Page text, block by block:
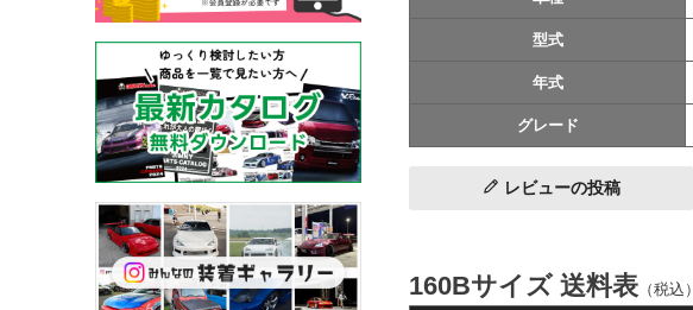
型式
年式
グレード
レビューの投稿
160Bサイズ 送料表 （税込）